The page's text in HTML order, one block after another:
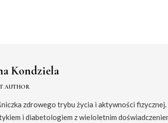
Kondziela
AUTHOR
zdrowego trybu życia i aktywności
i diabetologiem z wieloletnim